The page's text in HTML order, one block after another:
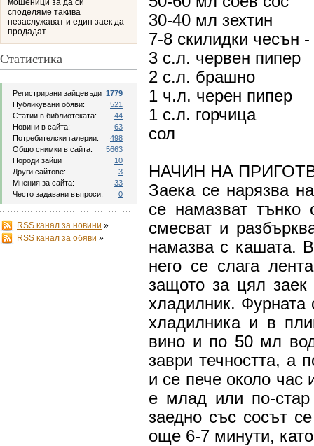
мошеници за да си
споделяме такива
незаслужават и един заек да
продадат.
Статистика
Регистрирани зайцевъди 1779
Публикувани обяви:
521
Статии в библиотеката:
44
Новини в сайта:
63
Потребителски галерии:
498
Общо снимки в сайта:
5663
Породи зайци
10
Други сайтове:
3
Mнения за сайта:
33
Често задавани въпроси:
0
RSS канал за новини »
RSS канал за обяви »
30-40 мл зехтин
7-8 скилидки чесън
3 с.л. червен пипер
2 с.л. брашно
1 ч.л. черен пипер
1 с.л. горчица
сол
НАЧИН НА
Заека се нарязва
се намазват тънко
смесват и
намазва с кашата.
него се слага
защото за цял
хладилник. Фурната
хладилника и в
вино и по 50 мл
заври течността, а
и се пече около час
е млад или по-стар
заедно със сосът
още 6-7 минути,